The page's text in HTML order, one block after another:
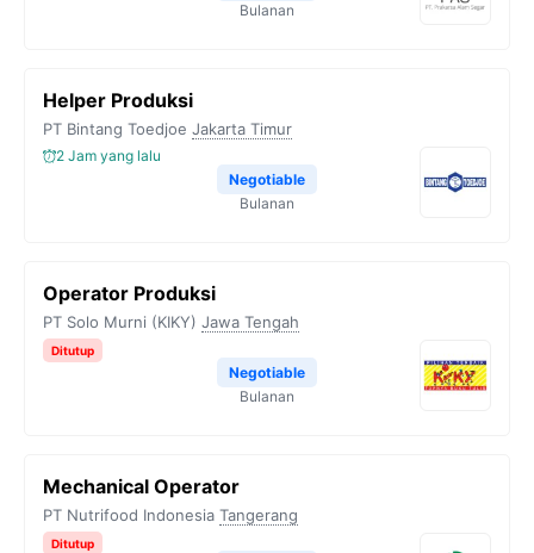
Bulanan
Helper Produksi
PT Bintang Toedjoe Jakarta Timur
2 Jam yang lalu
Negotiable
Bulanan
Operator Produksi
PT Solo Murni (KIKY) Jawa Tengah
Ditutup
Negotiable
Bulanan
Mechanical Operator
PT Nutrifood Indonesia Tangerang
Ditutup